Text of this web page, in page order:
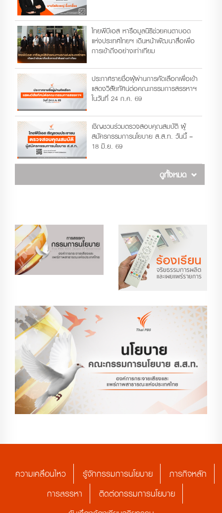
ไทยพีบีเอส หารือมูลนิธิช่วยคนตาบอด
แห่งประเทศไทยฯ เดินหน้าพัฒนาสื่อเพื่อ
การเข้าถึงอย่างเท่าเทียม
ประกาศรายชื่อผู้ผ่านการคัดเลือกเพื่อเข้า
แสดงวิสัยทัศน์ต่อคณะกรรมการสรรหาฯ
ในวันที่ 24 ก.ค. 69
เชิญชวนร่วมตรวจสอบคุณสมบัติ ผู้
สมัครกรรมการนโยบาย ส.ส.ท. วันนี้ –
18 มิ.ย. 69
ดูทั้งหมด
ความเคลื่อนไหว รู้จักกรรมการนโยบาย
ภารกิจหลัก
การสรรหา
ติดต่อกรรมการนโยบาย